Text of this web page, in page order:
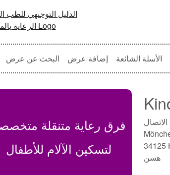
البحث عن عرض إضافة عرض الأسلة الشائعة
فرق رعاية متنقلة
لتسكين الآلام للأطفال
الاتصال
34125
هسن